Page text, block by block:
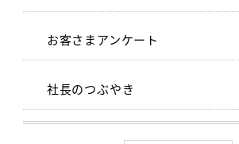
お客さまアンケート
社長のつぶやき